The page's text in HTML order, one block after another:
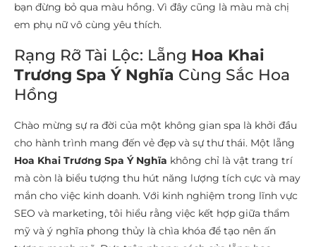
bạn đừng bỏ qua màu hồng. Vì đây cũng là màu mà chị
em phụ nữ vô cùng yêu thích.
Rạng Rỡ Tài Lộc: Lẵng Hoa Khai
Trương Spa Ý Nghĩa Cùng Sắc Hoa
Hồng
Chào mừng sự ra đời của một không gian spa là khởi đầu
cho hành trình mang đến vẻ đẹp và sự thư thái. Một lẵng
Hoa Khai Trương Spa Ý Nghĩa không chỉ là vật trang trí
mà còn là biểu tượng thu hút năng lượng tích cực và may
mắn cho việc kinh doanh. Với kinh nghiệm trong lĩnh vực
SEO và marketing, tôi hiểu rằng việc kết hợp giữa thẩm
mỹ và ý nghĩa phong thủy là chìa khóa để tạo nên ấn